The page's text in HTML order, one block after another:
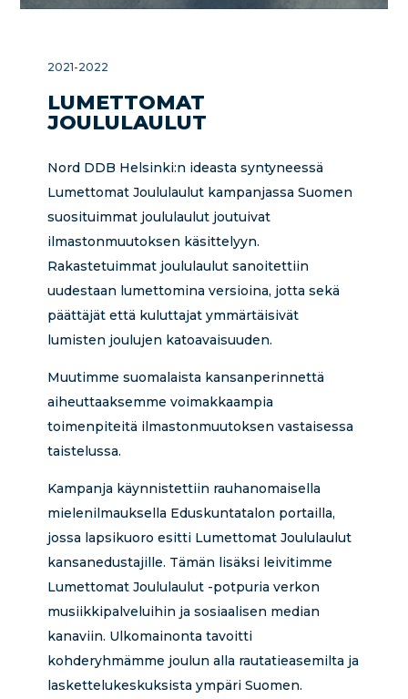
2021-2022
LUMETTOMAT
JOULULAULUT
Nord DDB Helsinki:n ideasta syntyneessä
Lumettomat Joululaulut kampanjassa Suomen
suosituimmat joululaulut joutuivat
ilmastonmuutoksen käsittelyyn.
Rakastetuimmat joululaulut sanoitettiin
uudestaan lumettomina versioina, jotta sekä
päättäjät että kuluttajat ymmärtäisivät
lumisten joulujen katoavaisuuden.
Muutimme suomalaista kansanperinnettä
aiheuttaaksemme voimakkaampia
toimenpiteitä ilmastonmuutoksen vastaisessa
taistelussa.
Kampanja käynnistettiin rauhanomaisella
mielenilmauksella Eduskuntatalon portailla,
jossa lapsikuoro esitti Lumettomat Joululaulut
kansanedustajille. Tämän lisäksi leivitimme
Lumettomat Joululaulut -potpuria verkon
musiikkipalveluihin ja sosiaalisen median
kanaviin. Ulkomainonta tavoitti
kohderyhmämme joulun alla rautatieasemilta ja
laskettelukeskuksista ympäri Suomen.